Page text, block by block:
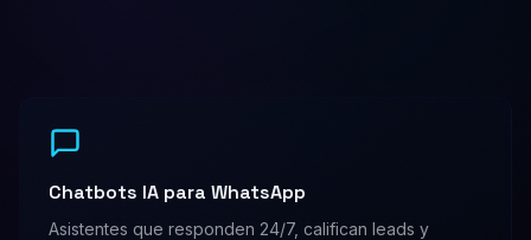
Chatbots IA para WhatsApp
Asistentes que responden 24/7, califican leads y